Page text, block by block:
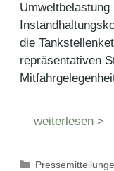
Umweltbelastung
die
repräsentativen
weiterlesen >
Kategorien